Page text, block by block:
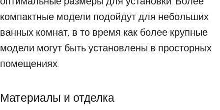
компактные модели подойдут для небольших
ванных комнат, в то время как более крупные
модели могут быть установлены в просторных
помещениях.
Материалы и отделка